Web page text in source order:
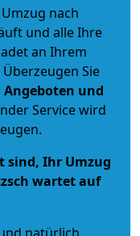
nach
und alle Ihre
an Ihrem
Sie
und
Service wird
sind, Ihr Umzug
wartet auf
natürlich